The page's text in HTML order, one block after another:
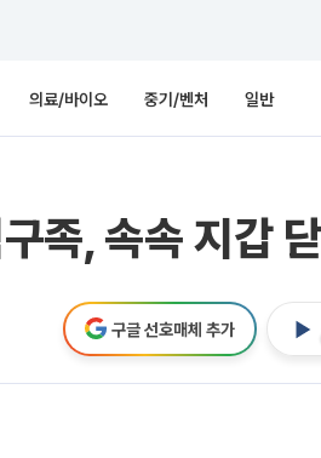
의료/바이오 중기/벤처 일반
족, 속속 지갑
구글 선호매체 추가